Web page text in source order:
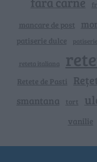
mancare de post
patiserie dulce
reteta italiana
Retete de Pasti
smantana tort
vanilie